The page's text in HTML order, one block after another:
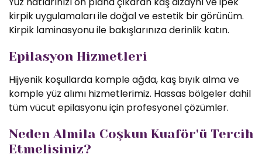
kirpik uygulamaları ile doğal ve estetik bir görünüm.
Kirpik laminasyonu ile bakışlarınıza derinlik katın.
Epilasyon Hizmetleri
Hijyenik koşullarda komple ağda, kaş bıyık alma ve
komple yüz alımı hizmetlerimiz. Hassas bölgeler dahil
tüm vücut epilasyonu için profesyonel çözümler.
Neden Almila Coşkun Kuaför'ü Tercih
Etmelisiniz?